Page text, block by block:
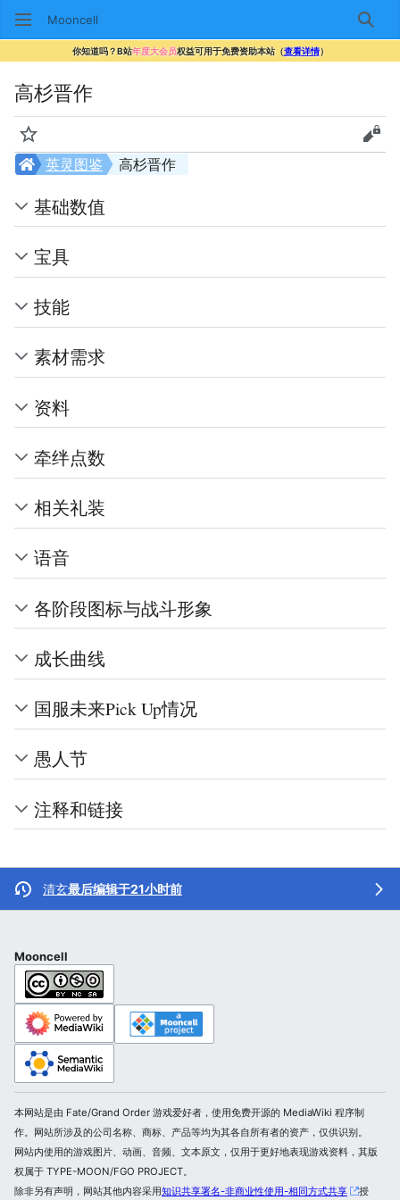
Mooncell 搜索
你知道吗？B站年度大会员权益可用于免费资助本站（查看详情）
高杉晋作
监视 查看
高杉晋作
英灵图鉴
基础数值
宝具
技能
素材需求
资料
牵绊点数
相关礼装
语音
各阶段图标与战斗形象
成长曲线
国服未来Pick Up情况
愚人节
注释和链接
清玄最后编辑于21小时前
Mooncell
本网站是由 Fate/Grand Order 游戏爱好者，使用免费开源的 MediaWiki 程序制
作。网站所涉及的公司名称、商标、产品等均为其各自所有者的资产，仅供识别。
网站内使用的游戏图片、动画、音频、文本原文，仅用于更好地表现游戏资料，其版
权属于 TYPE-MOON/FGO PROJECT。
除非另有声明，网站其他内容采用知识共享署名-非商业性使用-相同方式共享 授